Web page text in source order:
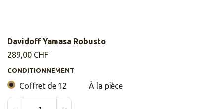
Davidoff Yamasa Robusto
289,00 CHF
CONDITIONNEMENT
Coffret de 12 À la pièce